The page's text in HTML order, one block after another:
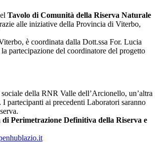
Tavolo di Comunità della Riserva Naturale
alle iniziative della Provincia di Viterbo,
è coordinata dalla Dott.ssa For. Lucia
partecipazione del coordinatore del progetto
della RNR Valle dell’Arcionello, un’altra
partecipanti ai precedenti Laboratori saranno
di Perimetrazione Definitiva della Riserva e